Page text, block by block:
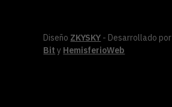
Diseño ZKYSKY - Desarrollado por
Bit y HemisferioWeb